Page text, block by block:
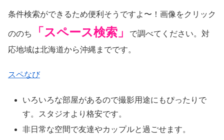
条件検索ができるため便利そうですよ〜！画像をクリック
ののち 「スペース検索」
で調べてください。対
応地域は北海道から沖縄までです。
スペなび
いろいろな部屋があるので撮影用途にもぴったりで
す。スタジオより格安です。
非日常な空間で友達やカップルと過ごせます。